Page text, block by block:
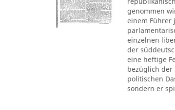
genommen
einem Führer
einzelnen
der
eine heftige
bezüglich der
politischen
sondern er